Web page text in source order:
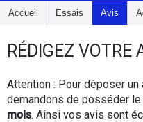
Essais
Guide
d'achat
Accueil Essais Avis
RÉDIGEZ VOTRE
Attention : Pour déposer
demandons de posséder
mois. Ainsi vos avis sont